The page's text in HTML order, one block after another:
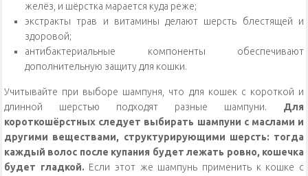
желёз, и шёрстка марается куда реже;
экстракты трав и витамины делают шерсть блестящей и
здоровой;
антибактериальные компоненты обеспечивают
дополнительную защиту для кошки.
Учитывайте при выборе шампуня, что для кошек с короткой и
длинной шерстью подходят разные шампуни. Для
короткошёрстных следует выбирать шампуни с маслами и
другими веществами, структурирующими шерсть: тогда
каждый волос после купания будет лежать ровно, кошечка
будет гладкой. Если этот же шампунь применить к кошке с